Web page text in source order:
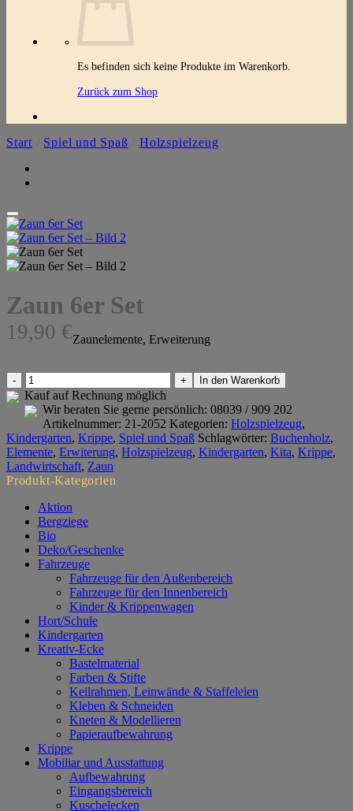
Es befinden sich keine Produkte im Warenkorb.
Zurück zum Shop
Start Spiel und Spaß Holzspielzeug
Zaun 6er Set
19,90 €Zaunelemente, Erweiterung
Zaun
6er
Set
Menge
In den Warenkorb
Kauf auf Rechnung möglich
Wir beraten Sie gerne persönlich: 08039 / 909 202
Artikelnummer: 21-2052 Kategorien: Holzspielzeug,
Kindergarten, Krippe, Spiel und Spaß Schlagwörter: Buchenholz,
Elemente, Erwiterung, Holzspielzeug, Kindergarten, Kita, Krippe,
Landwirtschaft, Zaun
Produkt-Kategorien
Aktion
Bergziege
Bio
Deko/Geschenke
Fahrzeuge
Fahrzeuge für den Außenbereich
Fahrzeuge für den Innenbereich
Kinder & Krippenwagen
Hort/Schule
Kindergarten
Kreativ-Ecke
Bastelmaterial
Farben & Stifte
Keilrahmen, Leinwände & Staffeleien
Kleben & Schneiden
Kneten & Modellieren
Papieraufbewahrung
Krippe
Mobiliar und Ausstattung
Aufbewahrung
Eingangsbereich
Kuschelecken